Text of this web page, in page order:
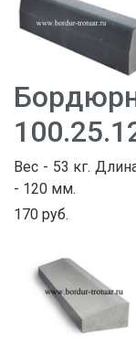
Вес - 53 кг.
- 120 мм.
170 руб.